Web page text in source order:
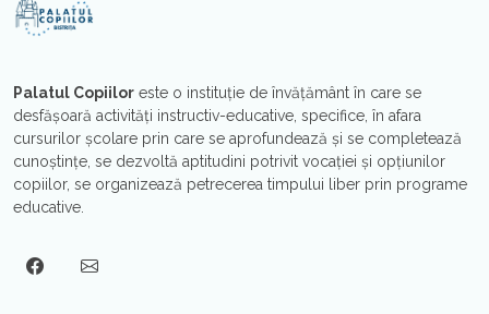
Palatul Copiilor este o instituţie de învăţământ în care se
desfăşoară activităţi instructiv-educative, specifice, în afara
cursurilor şcolare prin care se aprofundează şi se completează
cunoştinţe, se dezvoltă aptitudini potrivit vocaţiei şi opțiunilor
copiilor, se organizează petrecerea timpului liber prin programe
educative.